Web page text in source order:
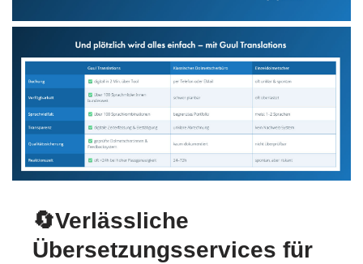
🔄Verlässliche
Übersetzungsservices für